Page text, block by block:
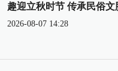
趣迎立秋时节 传承民俗文
2026-08-07 14:28